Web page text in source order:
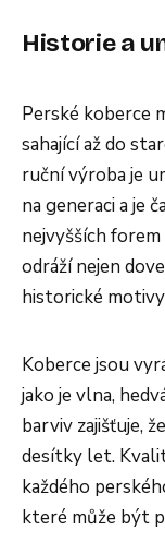
Historie a
Perské koberce
sahající až do
ruční výroba je
na generaci a je
nejvyšších
odráží nejen
historické
Koberce jsou
jako je vlna,
barviv zajišťuje,
desítky let.
každého
které může být